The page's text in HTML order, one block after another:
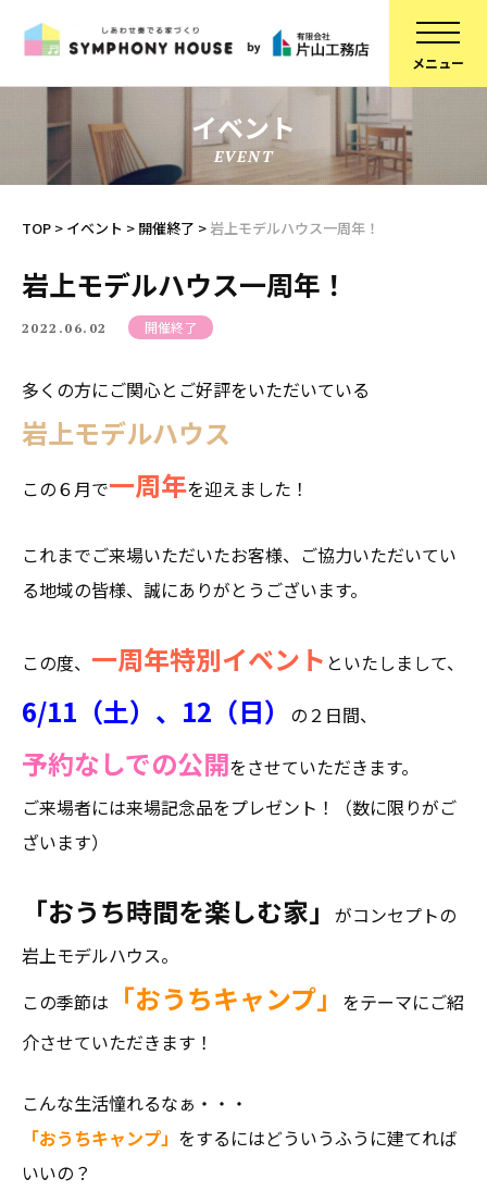
家づくりについて
建物について
お知らせ
施工事例
リフォーム
スタッフブログ
スタッフ紹介
採用情報
定期点検予約
イベント
EVENT
TOP > イベント > 開催終了 > 岩上モデルハウス一周年！
岩上モデルハウス一周年！
2022.06.02 開催終了
多くの方にご関心とご好評をいただいている
岩上モデルハウス
この６月で一周年を迎えました！
これまでご来場いただいたお客様、ご協力いただいてい
る地域の皆様、誠にありがとうございます。
この度、 一周年特別イベント といたしまして、
6/11（土）、12（日） の２日間、
予約なしでの公開をさせていただきます。
ご来場者には来場記念品をプレゼント！（数に限りがご
ざいます）
「おうち時間を楽しむ家」
がコンセプトの
岩上モデルハウス。
この季節は
「おうちキャンプ」
をテーマにご紹
介させていただきます！
こんな生活憧れるなぁ・・・
「おうちキャンプ」 をするにはどういうふうに建てれば
いいの？